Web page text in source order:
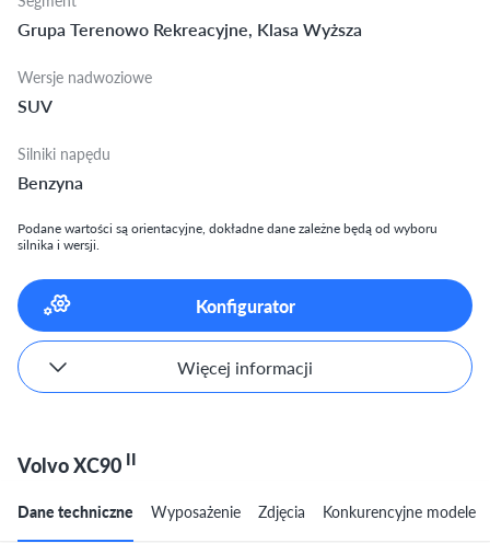
Grupa Terenowo Rekreacyjne, Klasa Wyższa
Wersje nadwoziowe
SUV
Silniki napędu
Benzyna
Podane wartości są orientacyjne, dokładne dane zależne będą od wyboru
silnika i wersji.
Konfigurator
Więcej informacji
Volvo XC90 II
Dane techniczne Wyposażenie Zdjęcia Konkurencyjne modele